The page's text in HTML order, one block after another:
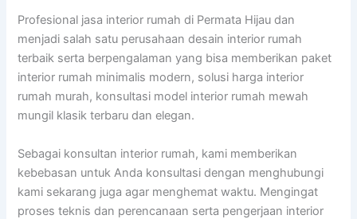
Profesional jasa interior rumah di Permata Hijau dan
menjadi salah satu perusahaan desain interior rumah
terbaik serta berpengalaman yang bisa memberikan paket
interior rumah minimalis modern, solusi harga interior
rumah murah, konsultasi model interior rumah mewah
mungil klasik terbaru dan elegan.
Sebagai konsultan interior rumah, kami memberikan
kebebasan untuk Anda konsultasi dengan menghubungi
kami sekarang juga agar menghemat waktu. Mengingat
proses teknis dan perencanaan serta pengerjaan interior